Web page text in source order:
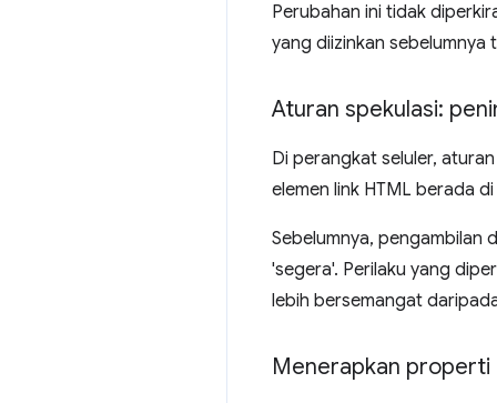
Perubahan ini tidak
yang diizinkan
Aturan spekulasi:
Di perangkat seluler,
elemen link HTML berada
Sebelumnya, pengambilan
'segera'. Perilaku yang
lebih bersemangat
Menerapkan